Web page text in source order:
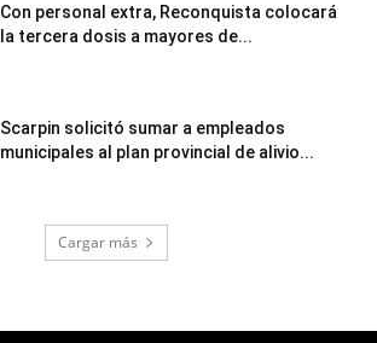
Con personal extra, Reconquista colocará
la tercera dosis a mayores de...
Scarpin solicitó sumar a empleados
municipales al plan provincial de alivio...
Cargar más